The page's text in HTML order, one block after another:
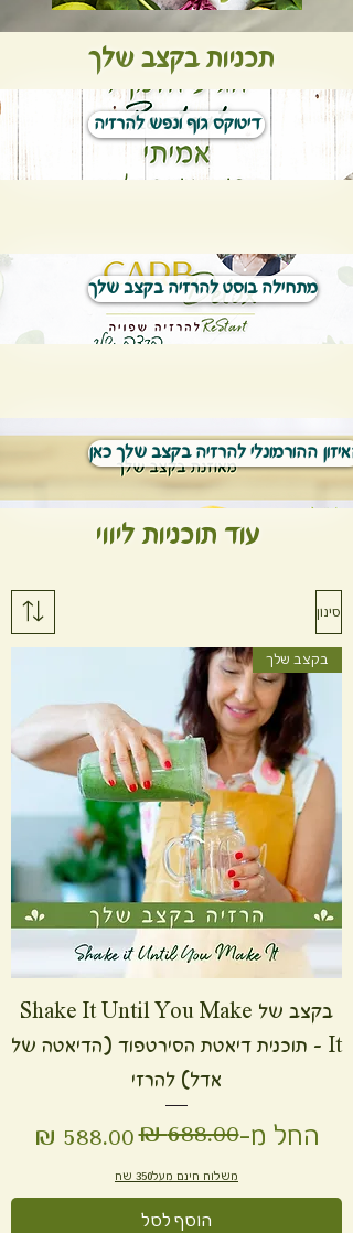
תכניות בקצב שלך
דיטוקס גוף ונפש להרזיה
מתחילה בוסט להרזיה בקצב שלך
האיזון ההורמונלי להרזיה בקצב שלך כאן
עוד תוכניות ליווי
סינון
בקצב שלך
בקצב של Shake It Until You Make
It - תוכנית דיאטת הסירטפוד (הדיאטה של
אדל) להרזי
החל מ-
מחיר רגיל
‏688.00 ‏₪
מחיר מבצע
משלוח חינם מעל350 שח
הוסף לסל